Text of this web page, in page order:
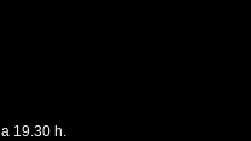
19.30 h.